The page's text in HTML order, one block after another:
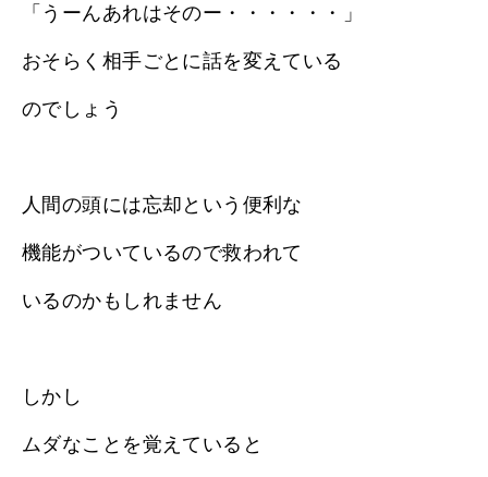
「うーんあれはそのー・・・・・・」
おそらく相手ごとに話を変えている
のでしょう
人間の頭には忘却という便利な
機能がついているので救われて
いるのかもしれません
しかし
ムダなことを覚えていると